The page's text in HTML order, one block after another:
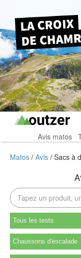
Avis matos
Matos Avis Sacs à
Tous les tests
Chaussons d'escalade